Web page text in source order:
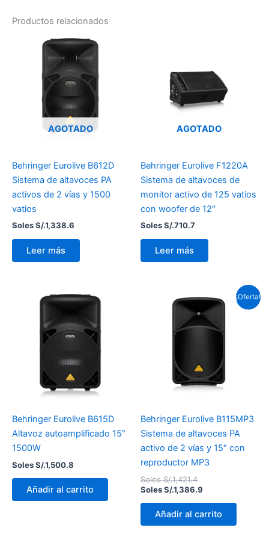
Productos relacionados
AGOTADO
Behringer Eurolive B612D
Sistema de altavoces PA
activos de 2 vías y 1500
vatios
Soles S/.1,338.6
Leer más
AGOTADO
Behringer Eurolive F1220A
Sistema de altavoces de
monitor activo de 125 vatios
con woofer de 12″
Soles S/.710.7
Leer más
Behringer Eurolive B615D
Altavoz autoamplificado 15″
1500W
Soles S/.1,500.8
Añadir al carrito
¡Oferta!
Behringer Eurolive B115MP3
Sistema de altavoces PA
activo de 2 vías y 15″ con
reproductor MP3
Soles S/.1,421.4
precio
original
era:
Soles
Soles S/.1,386.9
precio
actual
es:
Soles
Añadir al carrito